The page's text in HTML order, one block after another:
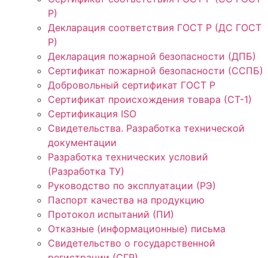
Р)
Декларация соответствия ГОСТ Р (ДС ГОСТ
Р)
Декларация пожарной безопасности (ДПБ)
Сертификат пожарной безопасности (ССПБ)
Добровольный сертификат ГОСТ Р
Сертификат происхождения товара (СТ-1)
Сертификация ISO
Свидетельства. Разработка технической
документации
Разработка технических условий
(Разработка ТУ)
Руководство по эксплуатации (РЭ)
Паспорт качества на продукцию
Протокол испытаний (ПИ)
Отказные (информационные) письма
Свидетельство о государственной